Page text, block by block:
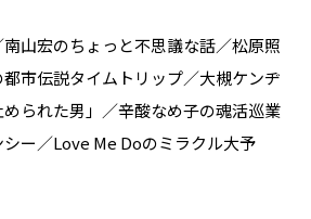
山宏のちょっと不思議な話／松原照
市伝説タイムトリップ／大槻ケンヂ
められた男」／辛酸なめ子の魂活巡業
ー／Love Me Doのミラクル大予